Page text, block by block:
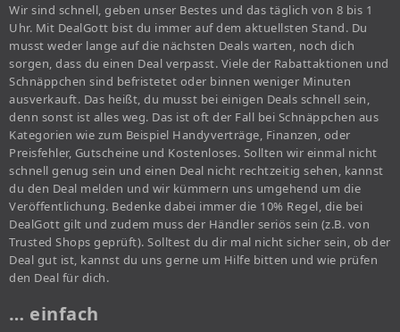
Wir sind schnell, geben unser Bestes und das täglich von 8 bis 1
Uhr. Mit DealGott bist du immer auf dem aktuellsten Stand. Du
musst weder lange auf die nächsten Deals warten, noch dich
sorgen, dass du einen Deal verpasst. Viele der Rabattaktionen und
Schnäppchen sind befristetet oder binnen weniger Minuten
ausverkauft. Das heißt, du musst bei einigen Deals schnell sein,
denn sonst ist alles weg. Das ist oft der Fall bei Schnäppchen aus
Kategorien wie zum Beispiel Handyverträge, Finanzen, oder
Preisfehler, Gutscheine und Kostenloses. Sollten wir einmal nicht
schnell genug sein und einen Deal nicht rechtzeitig sehen, kannst
du den Deal melden und wir kümmern uns umgehend um die
Veröffentlichung. Bedenke dabei immer die 10% Regel, die bei
DealGott gilt und zudem muss der Händler seriös sein (z.B. von
Trusted Shops geprüft). Solltest du dir mal nicht sicher sein, ob der
Deal gut ist, kannst du uns gerne um Hilfe bitten und wie prüfen
den Deal für dich.
… einfach